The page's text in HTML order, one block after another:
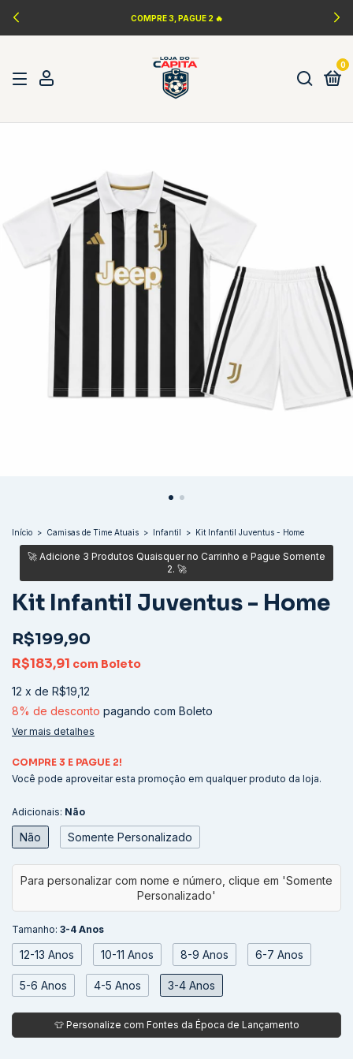
COMPRE 3, PAGUE 2 🔥
0
Início > Camisas de Time Atuais > Infantil > Kit Infantil Juventus - Home
Kit Infantil Juventus - Home
R$199,90
R$183,91 com Boleto
12 x de R$19,12
8% de desconto pagando com Boleto
Ver mais detalhes
COMPRE 3 E PAGUE 2!
Você pode aproveitar esta promoção em qualquer produto da loja.
Adicionais: Não
Não Somente Personalizado
Tamanho: 3-4 Anos
12-13 Anos 10-11 Anos 8-9 Anos 6-7 Anos
5-6 Anos 4-5 Anos 3-4 Anos